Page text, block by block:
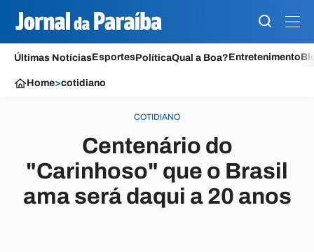
Últimas NotíciasEsportesPolíticaQual a Boa?Entretenimento
Home>cotidiano
COTIDIANO
Centenário do
"Carinhoso" que o Brasil
ama será daqui a 20 anos